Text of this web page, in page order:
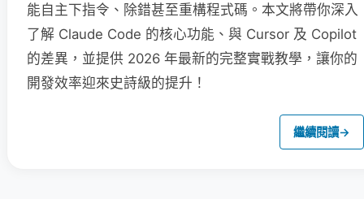
能自主下指令、除錯甚至重構程式碼。本文將帶你深入
了解 Claude Code 的核心功能、與 Cursor 及 Copilot
的差異，並提供 2026 年最新的完整實戰教學，讓你的
開發效率迎來史詩級的提升！
繼續閱讀→